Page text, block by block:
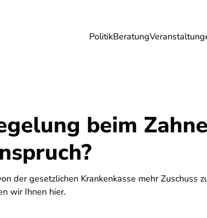
PolitikBeratung
Digitales Energie &
beim
der gesetzlichen Krankenkasse mehr Zuschuss
wir Ihnen hier.